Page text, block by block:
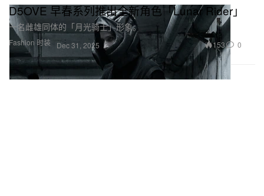
Fashion 时装
D5OVE 早春系列推出全新角色「Lunar Rider」
一名雌雄同体的「月光骑士」形象。
Dec 31, 2025 153 0